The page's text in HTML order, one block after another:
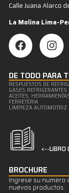
Calle Juana Alarco
La Molina Lima-
DE TODO PARA
RESPUESTOS DE
GASES REFRIGERANTES
ACEITES,
FERRETERIA
LIMPIEZA AUTOMOTRIZ
<--LIBRO
BROCHURE
Ingrese su
nuevos productos.